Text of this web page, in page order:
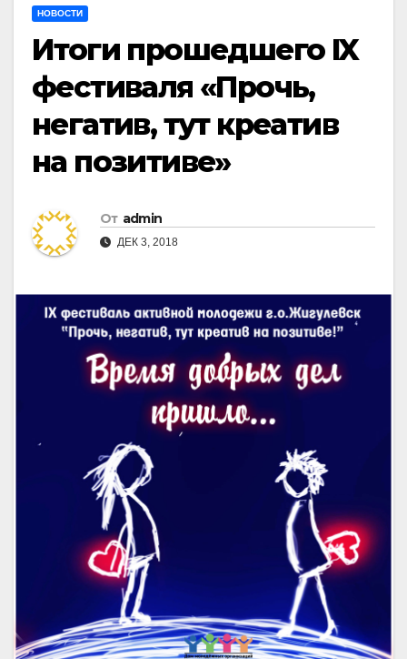
НОВОСТИ
Итоги прошедшего IX
фестиваля «Прочь,
негатив, тут креатив
на позитиве»
От admin
ДЕК 3, 2018